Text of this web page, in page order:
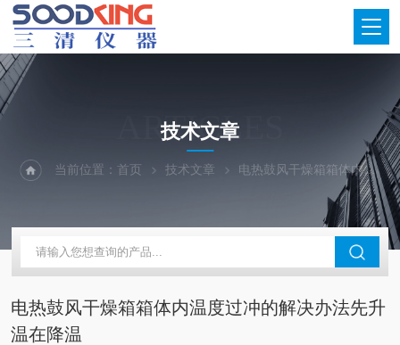
ARTICLES
技术文章
当前位置：首页 技术文章 电热鼓风干燥箱箱体内温度过冲的解决办法先升温在降温
电热鼓风干燥箱箱体内温度过冲的解决办法先升
温在降温